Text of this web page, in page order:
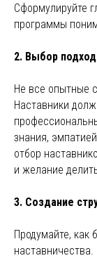
Сформулируйте
программы
2. Выбор
Не все опытные
Наставники
знания,
отбор
и желание
3. Создание
Продумайте, как